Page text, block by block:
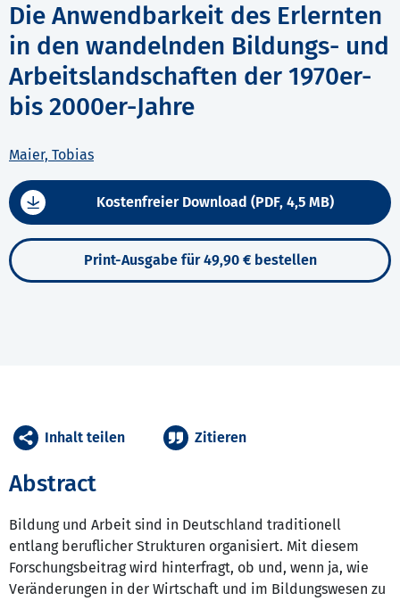
Die Anwendbarkeit des Erlernten
in den wandelnden Bildungs- und
Arbeitslandschaften der 1970er-
bis 2000er-Jahre
Maier, Tobias
Kostenfreier Download (PDF, 4,5 MB)
Print-Ausgabe für 49,90 € bestellen
Abstract
Bildung und Arbeit sind in Deutschland traditionell
entlang beruflicher Strukturen organisiert. Mit diesem
Forschungsbeitrag wird hinterfragt, ob und, wenn ja, wie
Veränderungen in der Wirtschaft und im Bildungswesen zu
Inhalt teilen Zitieren